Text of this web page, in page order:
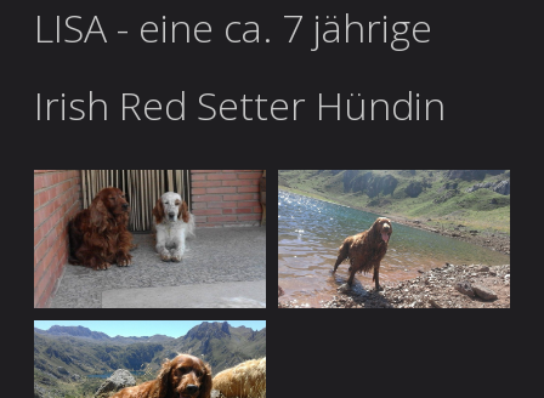
LISA - eine ca. 7 jährige
Irish Red Setter Hündin